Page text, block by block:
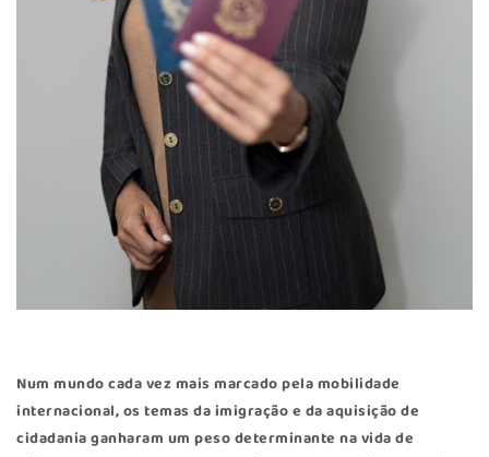
Num mundo cada vez mais marcado pela mobilidade
internacional, os temas da imigração e da aquisição de
cidadania ganharam um peso determinante na vida de